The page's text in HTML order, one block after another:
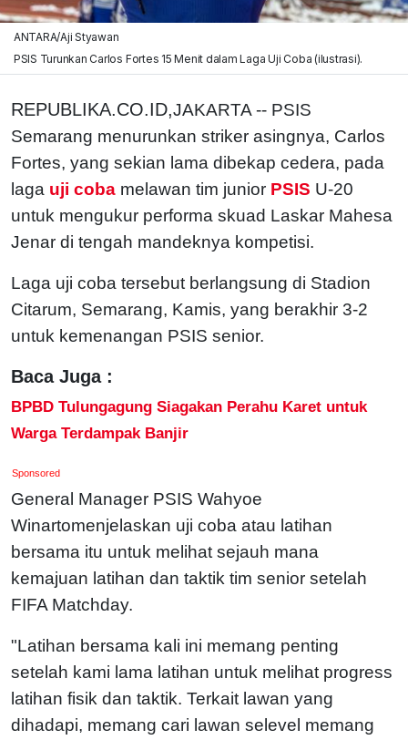
ANTARA/Aji Styawan
PSIS Turunkan Carlos Fortes 15 Menit dalam Laga Uji Coba (ilustrasi).
REPUBLIKA.CO.ID,JAKARTA -- PSIS
Semarang menurunkan striker asingnya, Carlos
Fortes, yang sekian lama dibekap cedera, pada
laga uji coba melawan tim junior PSIS U-20
untuk mengukur performa skuad Laskar Mahesa
Jenar di tengah mandeknya kompetisi.
Laga uji coba tersebut berlangsung di Stadion
Citarum, Semarang, Kamis, yang berakhir 3-2
untuk kemenangan PSIS senior.
Baca Juga :
BPBD Tulungagung Siagakan Perahu Karet untuk
Warga Terdampak Banjir
Sponsored
General Manager PSIS Wahyoe
Winartomenjelaskan uji coba atau latihan
bersama itu untuk melihat sejauh mana
kemajuan latihan dan taktik tim senior setelah
FIFA Matchday.
"Latihan bersama kali ini memang penting
setelah kami lama latihan untuk melihat progress
latihan fisik dan taktik. Terkait lawan yang
dihadapi, memang cari lawan selevel memang